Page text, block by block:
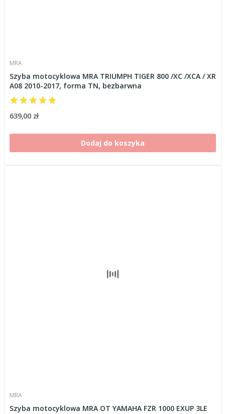
MRA
Szyba motocyklowa MRA TRIUMPH TIGER 800 /XC /XCA / XR
A08 2010-2017, forma TN, bezbarwna
639,00 zł
Dodaj do koszyka
MRA
Szyba motocyklowa MRA OT YAMAHA FZR 1000 EXUP 3LE